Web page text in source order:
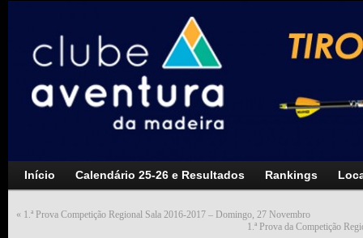
Início Calendário 25-26 e Resultados Rankings
« 1.ª Prova Competição Regional Sala 2016-2017 – Domingo, 27 Novembro
1.ª Prova da Competição